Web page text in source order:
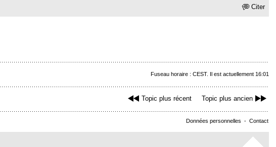
Citer
Fuseau horaire : CEST. Il est actuellement 16:01
Topic plus récent Topic plus ancien
Données personnelles - Contact